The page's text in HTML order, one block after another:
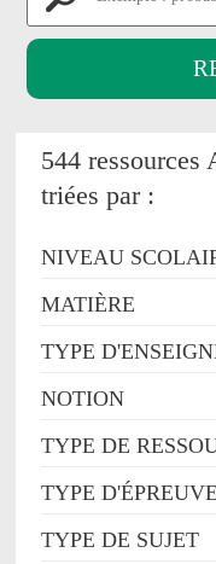
544 ressources
triées par :
NIVEAU
MATIÈRE
TYPE
NOTION
TYPE DE
TYPE D'ÉPREUVE
TYPE DE SUJET